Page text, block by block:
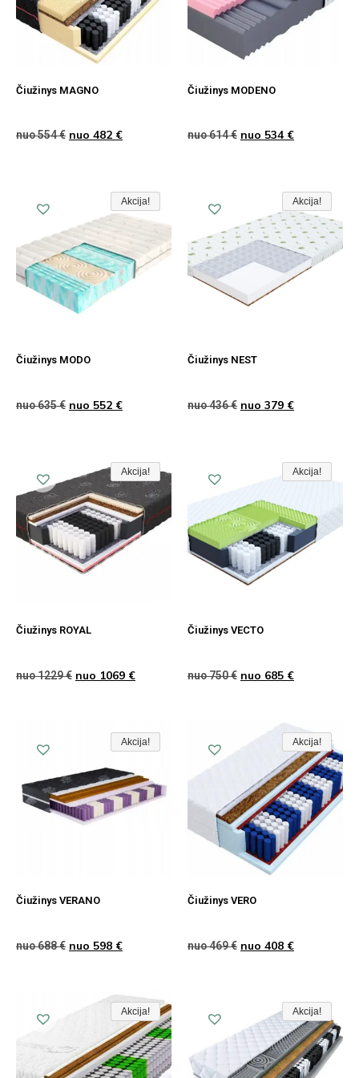
Čiužinys MAGNO
nuo554€ nuo 482 €
Čiužinys MODENO
nuo614€ nuo 534 €
Akcija!
Akcija
Akcija!
Čiužinys MODO
nuo635€ nuo 552 €
Akcija!
Akcija
Akcija!
Čiužinys NEST
nuo436€ nuo 379 €
Akcija!
Akcija
Akcija!
Čiužinys ROYAL
nuo1229€ nuo 1069 €
Akcija!
Akcija
Akcija!
Čiužinys VECTO
nuo750€ nuo 685 €
Akcija!
Akcija
Akcija!
Čiužinys VERANO
nuo688€ nuo 598 €
Akcija!
Akcija
Akcija!
Čiužinys VERO
nuo469€ nuo 408 €
Akcija!
Akcija
Akcija! Akcija!
Akcija
Akcija!